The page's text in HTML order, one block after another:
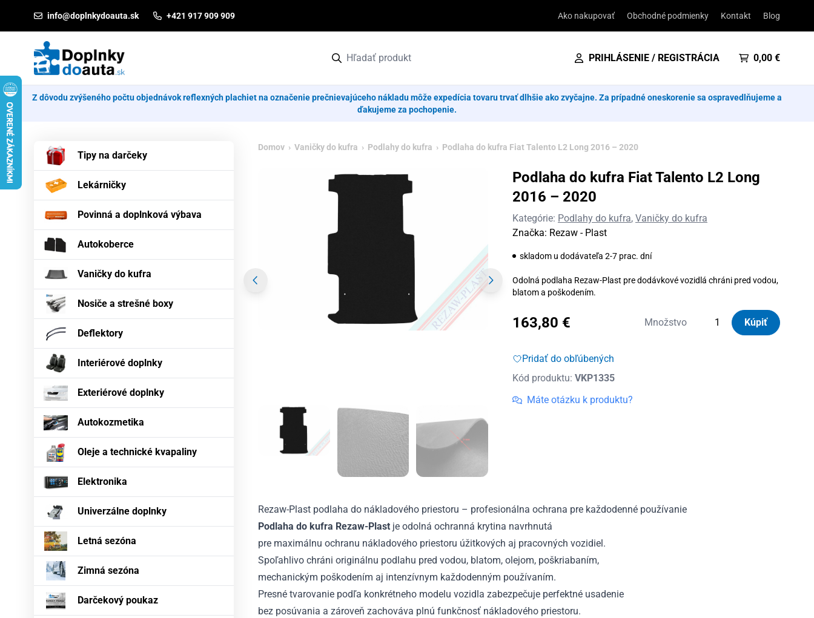
info@doplnkydoauta.sk +421 917 909 909 Ako nakupovať Obchodné podmienky Kontakt Blog
PRIHLÁSENIE / REGISTRÁCIA 0,00 €
Z dôvodu zvýšeného počtu objednávok reflexných plachiet na označenie prečnievajúceho nákladu môže expedícia tovaru trvať dlhšie ako zvyčajne. Za prípadné oneskorenie sa ospravedlňujeme a
ďakujeme za pochopenie.
Tipy na darčeky
Lekárničky
Povinná a doplnková výbava
Autokoberce
Vaničky do kufra
Nosiče a strešné boxy
Deflektory
Interiérové doplnky
Exteriérové doplnky
Autokozmetika
Oleje a technické kvapaliny
Elektronika
Univerzálne doplnky
Letná sezóna
Zimná sezóna
Darčekový poukaz
Domov › Vaničky do kufra › Podlahy do kufra › Podlaha do kufra Fiat Talento L2 Long 2016 – 2020
Podlaha do kufra Fiat Talento L2 Long
2016 – 2020
Kategórie: Podlahy do kufra, Vaničky do kufra
Značka: Rezaw - Plast
skladom u dodávateľa 2-7 prac. dní
Odolná podlaha Rezaw-Plast pre dodávkové vozidlá chráni pred vodou,
blatom a poškodením.
163,80 € Množstvo
množstvo
Kúpiť
Pridať do obľúbených
Kód produktu: VKP1335
Máte otázku k produktu?
Rezaw-Plast podlaha do nákladového priestoru – profesionálna ochrana pre každodenné používanie
Podlaha do kufra Rezaw-Plast je odolná ochranná krytina navrhnutá
pre maximálnu ochranu nákladového priestoru úžitkových aj pracovných vozidiel.
Spoľahlivo chráni originálnu podlahu pred vodou, blatom, olejom, poškriabaním,
mechanickým poškodením aj intenzívnym každodenným používaním.
Presné tvarovanie podľa konkrétneho modelu vozidla zabezpečuje perfektné usadenie
bez posúvania a zároveň zachováva plnú funkčnosť nákladového priestoru.